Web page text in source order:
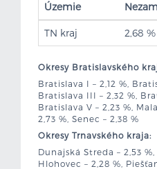
Územie
TN kraj 2,68 %
Okresy Bratislavského
Bratislava I – 2,12 %,
Bratislava III – 2,32 %,
Bratislava V – 2,23 %,
2,73 %, Senec – 2,38 %
Okresy Trnavského kraja:
Dunajská Streda – 2,53 %,
Hlohovec – 2,28 %,